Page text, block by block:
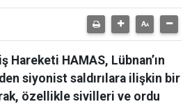
Hareketi HAMAS, Lübnan’ın
siyonist saldırılara ilişkin bir
özellikle sivilleri ve ordu